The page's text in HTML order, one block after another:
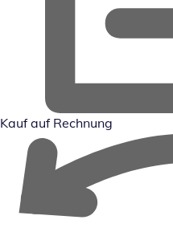
Kauf auf Rechnung